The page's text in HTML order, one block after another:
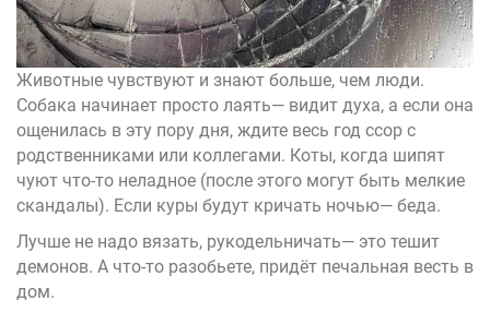
Животные чувствуют и знают больше, чем люди.
Собака начинает просто лаять— видит духа, а если она
ощенилась в эту пору дня, ждите весь год ссор с
родственниками или коллегами. Коты, когда шипят
чуют что-то неладное (после этого могут быть мелкие
скандалы). Если куры будут кричать ночью— беда.
Лучше не надо вязать, рукодельничать— это тешит
демонов. А что-то разобьете, придёт печальная весть в
дом.